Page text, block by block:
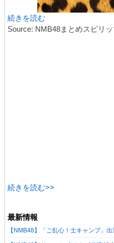
続きを読む
Source: NMB48まとめスピリッ
続きを読む>>
最新情報
【NMB48】「ご乱心！士キャンプ」